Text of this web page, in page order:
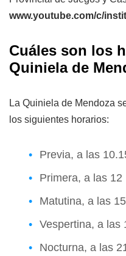
www.youtube.com/c/
Cuáles son los
Quiniela de
La Quiniela de Mendoza
los siguientes horarios:
Previa, a las
Primera, a las 12
Matutina, a las 15
Vespertina, a las
Nocturna, a las